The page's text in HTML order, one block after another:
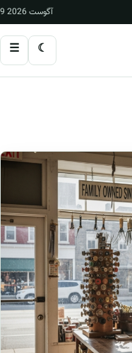
9 آگوست 2026
☾
☰